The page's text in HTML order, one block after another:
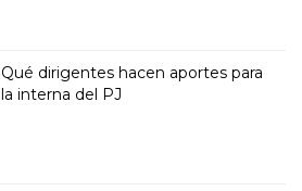
Qué dirigentes hacen aportes para
la interna del PJ